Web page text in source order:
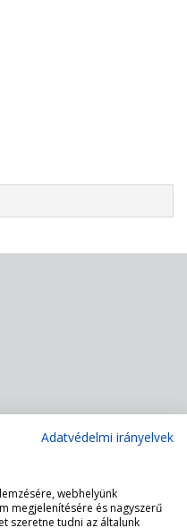
VILÁGÍT A LÁMPA!
Adatvédelmi irányelvek
webhelyünk
megjelenítésére és nagyszerű
szeretne tudni az általunk